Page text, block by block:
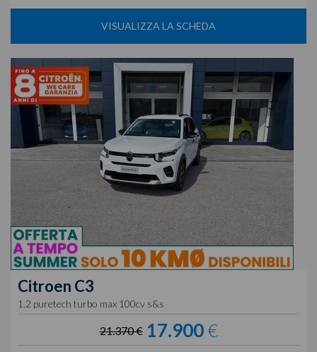
VISUALIZZA LA SCHEDA
Citroen C3
1.2 puretech turbo max 100cv s&s
21.370 € 17.900€